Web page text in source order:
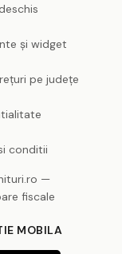
și widget
pe județe
conditii
—
fiscale
MOBILA